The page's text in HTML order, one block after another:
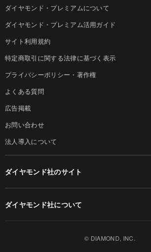
ダイヤモンド・プレミアムについて
ダイヤモンド・プレミアム活用ガイド
サイト利用規約
特定商取引に関する法律に基づく表示
プライバシーポリシー・著作権
よくある質問
広告掲載
お問い合わせ
法人導入について
ダイヤモンド社のサイト
ダイヤモンド社について
© DIAMOND, INC.